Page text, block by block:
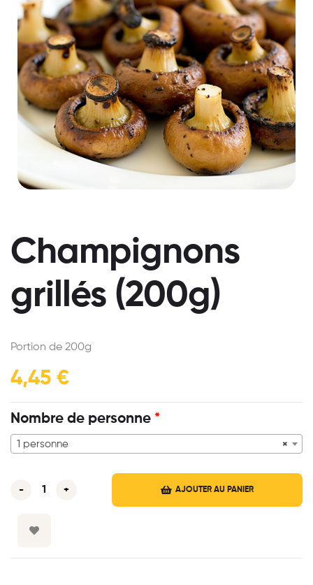
Champignons
grillés (200g)
Portion de 200g
4,45 €
Nombre de personne *
×
1 personne
- + AJOUTER AU PANIER